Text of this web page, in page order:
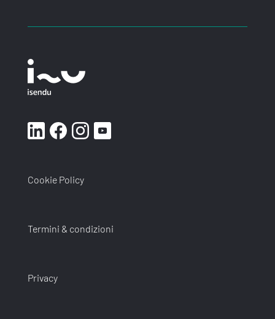
Cookie Policy
Termini & condizioni
Privacy